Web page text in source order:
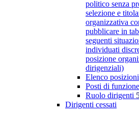
politico senza
selezione e
organizzativa
pubblicare in
seguenti
individuati
posizione
dirigenziali)
Elenco
Posti di
Ruolo dirigenti
Dirigenti cessati